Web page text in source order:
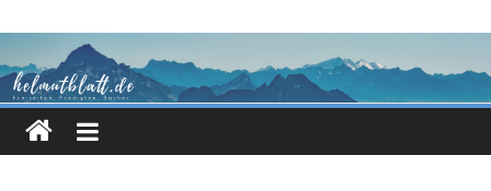
Inhalt
springen